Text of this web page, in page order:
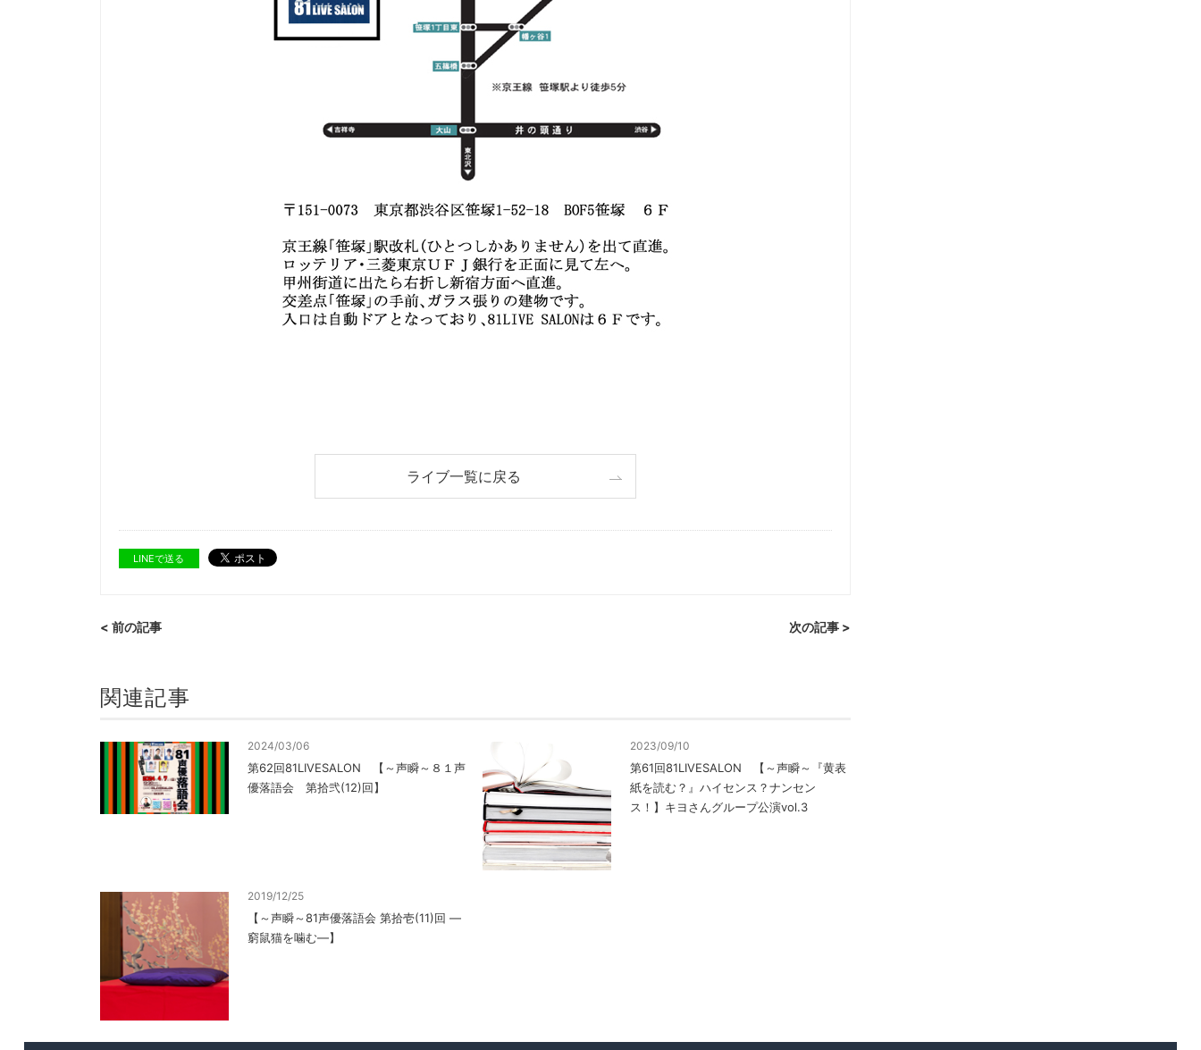
ライブ一覧に戻る
LINEで送る
< 前の記事 次の記事 >
関連記事
2024/03/06
第62回81LIVESALON 【～声瞬～８１声
優落語会 第拾弐(12)回】
2023/09/10
第61回81LIVESALON 【～声瞬～『黄表
紙を読む？』ハイセンス？ナンセン
ス！】キヨさんグループ公演vol.3
2019/12/25
【～声瞬～81声優落語会 第拾壱(11)回 ―
窮鼠猫を噛む―】